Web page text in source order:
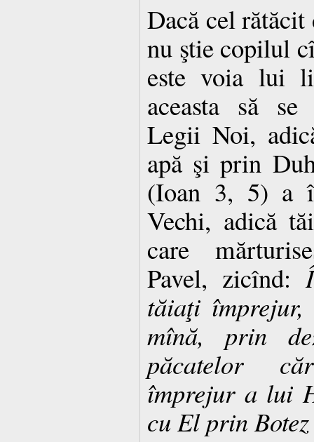
Dacă cel rătăcit
nu ştie copilul
este voia lui
aceasta să
Legii Noi,
apă şi prin
(Ioan 3, 5) a
Vechi, adică
care
Pavel, zicînd:
tăiaţi împrejur,
mînă, prin
păcatelor
împrejur a lui
cu El prin Botez